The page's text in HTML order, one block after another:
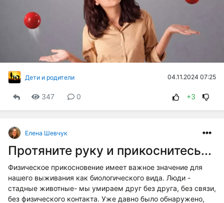
Дети и родители 04.11.2024 07:25
347 0 +3
Елена Шевчук
Протяните руку и прикоснитесь...
Физическое прикосновение имеет важное значение для
нашего выживания как биологического вида. Люди -
стадные животные- мы умираем друг без друга, без связи,
без физического контакта. Уже давно было обнаружено,